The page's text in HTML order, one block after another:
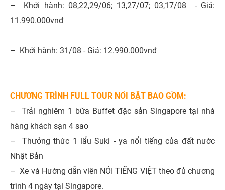
– Khởi hành: 08,22,29/06; 13,27/07; 03,17/08 - Giá:
11.990.000vnđ
– Khởi hành: 31/08 - Giá: 12.990.000vnđ
CHƯƠNG TRÌNH FULL TOUR NỔI BẬT BAO GỒM:
– Trải nghiêm 1 bữa Buffet đặc sản Singapore tại nhà
hàng khách sạn 4 sao
– Thưởng thức 1 lẩu Suki - ya nổi tiếng của đất nước
Nhật Bản
–Xe và Hướng dẫn viên NÓI TIẾNG VIỆT theo đủ chương
trình 4 ngày tại Singapore.